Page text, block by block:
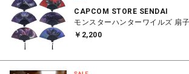
CAPCOM STORE SENDAI
モンスターハンターワイルズ 扇
￥2,200